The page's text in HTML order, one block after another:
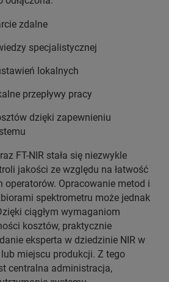
zdalne
specjalistycznej
lokalnych
przepływy pracy
dzięki zapewnieniu
FT-NIR stała się niezwykle
jakości ze względu na łatwość
operatorów. Opracowanie metod i
spektrometru może jednak
ciągłym wymaganiom
kosztów, praktycznie
eksperta w dziedzinie NIR w
miejscu produkcji. Z tego
centralna administracja,